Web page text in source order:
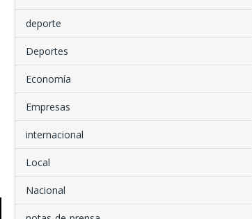
deporte
Deportes
Economía
Empresas
internacional
Local
Nacional